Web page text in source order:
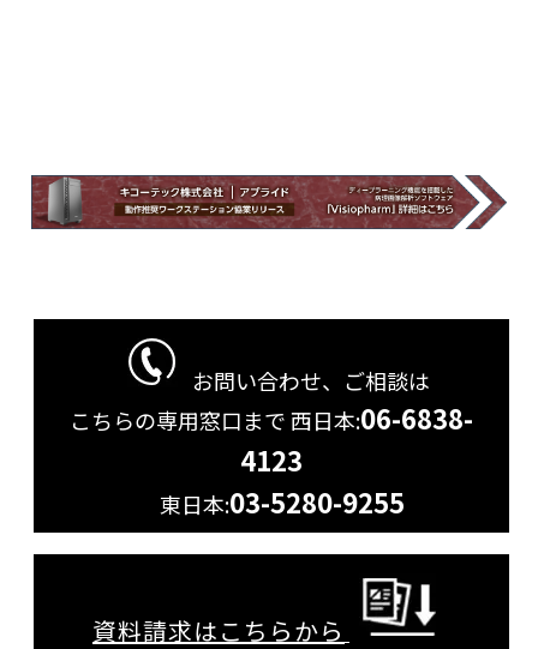
お問い合わせ、ご相談は
こちらの専用窓口まで西日本:06-6838-
4123
東日本:03-5280-9255
資料請求はこちらから